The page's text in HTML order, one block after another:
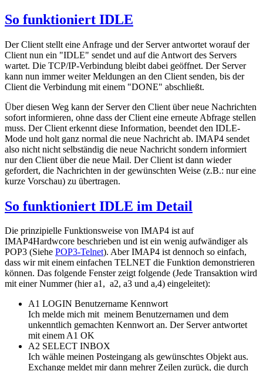
So funktioniert IDLE
Der Client stellt eine Anfrage und der Server antwortet worauf der
Client nun ein "IDLE" sendet und auf die Antwort des Servers
wartet. Die TCP/IP-Verbindung bleibt dabei geöffnet. Der Server
kann nun immer weiter Meldungen an den Client senden, bis der
Client die Verbindung mit einem "DONE" abschließt.
Über diesen Weg kann der Server den Client über neue Nachrichten
sofort informieren, ohne dass der Client eine erneute Abfrage stellen
muss. Der Client erkennt diese Information, beendet den IDLE-
Mode und holt ganz normal die neue Nachricht ab. IMAP4 sendet
also nicht nicht selbständig die neue Nachricht sondern informiert
nur den Client über die neue Mail. Der Client ist dann wieder
gefordert, die Nachrichten in der gewünschten Weise (z.B.: nur eine
kurze Vorschau) zu übertragen.
So funktioniert IDLE im Detail
Die prinzipielle Funktionsweise von IMAP4 ist auf
IMAP4Hardwcore beschrieben und ist ein wenig aufwändiger als
POP3 (Siehe POP3-Telnet). Aber IMAP4 ist dennoch so einfach,
dass wir mit einem einfachen TELNET die Funktion demonstrieren
können. Das folgende Fenster zeigt folgende (Jede Transaktion wird
mit einer Nummer (hier a1, a2, a3 und a,4) eingeleitet):
A1 LOGIN Benutzername Kennwort
Ich melde mich mit meinem Benutzernamen und dem
unkenntlich gemachten Kennwort an. Der Server antwortet
mit einem A1 OK
A2 SELECT INBOX
Ich wähle meinen Posteingang als gewünschtes Objekt aus.
Exchange meldet mir dann mehrer Zeilen zurück, die durch